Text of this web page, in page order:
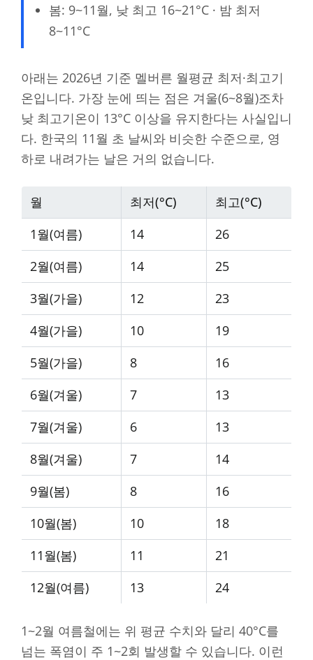
봄: 9~11월, 낮 최고 16~21°C · 밤 최저
8~11°C
아래는 2026년 기준 멜버른 월평균 최저·최고기
온입니다. 가장 눈에 띄는 점은 겨울(6~8월)조차
낮 최고기온이 13°C 이상을 유지한다는 사실입니
다. 한국의 11월 초 날씨와 비슷한 수준으로, 영
하로 내려가는 날은 거의 없습니다.
월 최저(°C)
최고(°C)
1월(여름)
14
26
2월(여름)
14
25
3월(가을)
12
23
4월(가을)
10
19
5월(가을)
8
16
6월(겨울)
7
13
7월(겨울)
6
13
8월(겨울)
7
14
9월(봄)
8
16
10월(봄)
10
18
11월(봄)
11
21
12월(여름)
13 24
1~2월 여름철에는 위 평균 수치와 달리 40°C를
넘는 폭염이 주 1~2회 발생할 수 있습니다. 이런